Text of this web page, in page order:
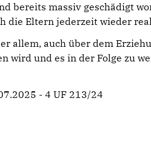
bereits massiv geschädigt
die Eltern jederzeit wieder
allem, auch über dem
wird und es in der Folge zu
- 4 UF 213/24